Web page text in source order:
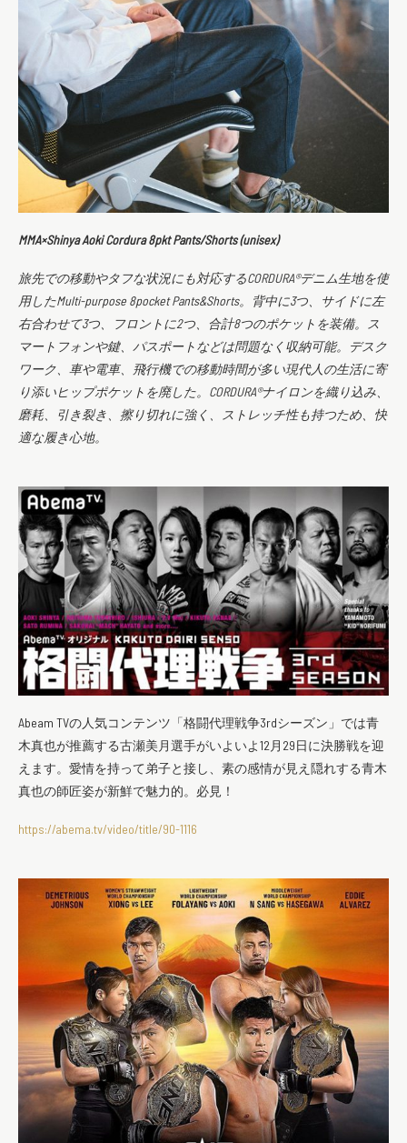
MMA×Shinya Aoki Cordura 8pkt Pants/Shorts (unisex)
旅先での移動やタフな状況にも対応するCORDURA®︎デニム生地を使
用したMulti-purpose 8pocket Pants&Shorts。背中に3つ、サイドに左
右合わせて3つ、フロントに2つ、合計8つのポケットを装備。ス
マートフォンや鍵、パスポートなどは問題なく収納可能。デスク
ワーク、車や電車、飛行機での移動時間が多い現代人の生活に寄
り添いヒップポケットを廃した。CORDURA®︎ナイロンを織り込み、
磨耗、引き裂き、擦り切れに強く、ストレッチ性も持つため、快
適な履き心地。
Abeam TVの人気コンテンツ「格闘代理戦争3rdシーズン」では青
木真也が推薦する古瀬美月選手がいよいよ12月29日に決勝戦を迎
えます。愛情を持って弟子と接し、素の感情が見え隠れする青木
真也の師匠姿が新鮮で魅力的。必見！
https://abema.tv/video/title/90-1116